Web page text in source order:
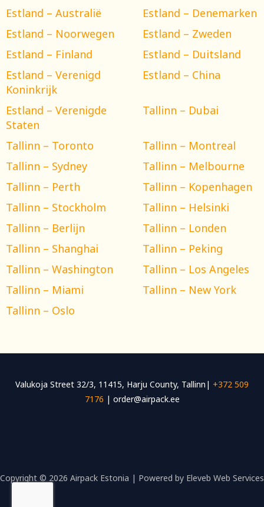
Estland – Australië
Estland – Denemarken
Estland – Noorwegen
Estland – Zweden
Estland – Finland
Estland – Duitsland
Estland – Verenigd
Koninkrijk
Estland – China
Estland – Verenigde
Staten
Tallinn – Dubai
Tallinn – Toronto
Tallinn – Montreal
Tallinn – Sydney
Tallinn – Melbourne
Tallinn – Perth
Tallinn – Kopenhagen
Tallinn – Stockholm
Tallinn – Helsinki
Tallinn – Berlijn
Tallinn – Londen
Tallinn – Shanghai
Tallinn – Peking
Tallinn – Washington
Tallinn – Los Angeles
Tallinn – Miami
Tallinn – New York
Tallinn – Oslo
Valukoja Street 32/3, 11415, Harju County, Tallinn| +372 509
7176 | order@airpack.ee
Copyright © 2026 Airpack Estonia | Powered by Eleveb Web Services